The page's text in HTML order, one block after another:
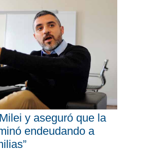
y aseguró que la
endeudando a